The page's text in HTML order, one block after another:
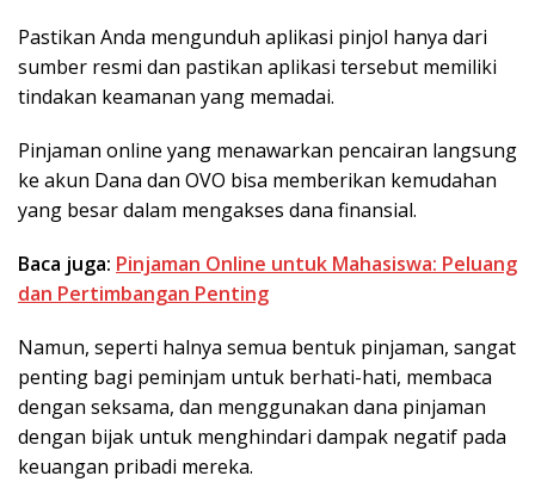
Pastikan Anda mengunduh aplikasi pinjol hanya dari
sumber resmi dan pastikan aplikasi tersebut memiliki
tindakan keamanan yang memadai.
Pinjaman online yang menawarkan pencairan langsung
ke akun Dana dan OVO bisa memberikan kemudahan
yang besar dalam mengakses dana finansial.
Baca juga: Pinjaman Online untuk Mahasiswa: Peluang
dan Pertimbangan Penting
Namun, seperti halnya semua bentuk pinjaman, sangat
penting bagi peminjam untuk berhati-hati, membaca
dengan seksama, dan menggunakan dana pinjaman
dengan bijak untuk menghindari dampak negatif pada
keuangan pribadi mereka.